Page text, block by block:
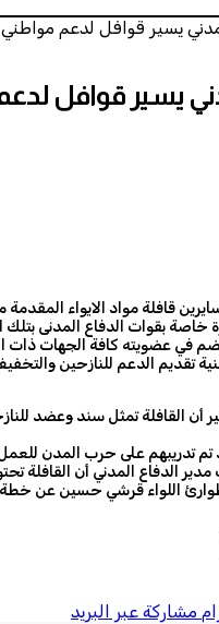
يسير قوافل لدعم
يسير قوافل
قافلة مواد الايواء
بقوات الدفاع المدنى بتلك
في عضويته كافة الجهات ذات
تقديم الدعم للنازحين
أن القافلة تمثل سند وعضد
الدفاع المدني أن القافلة
اللواء قرشي حسين عن خطة
مشاركة عبر البريد